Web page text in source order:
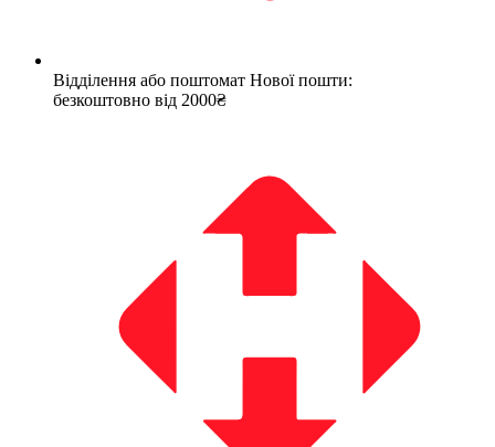
Відділення або поштомат Нової пошти:
безкоштовно від 2000₴